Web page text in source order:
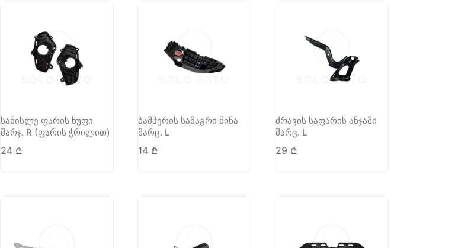
სანისლე ფარის ხუფი
მარჯ. R (ფარის ჭრილით)
24 ₾
ბამპერის სამაგრი წინა
მარც. L
14 ₾
ძრავის საფარის ანჯამი
მარც. L
29 ₾